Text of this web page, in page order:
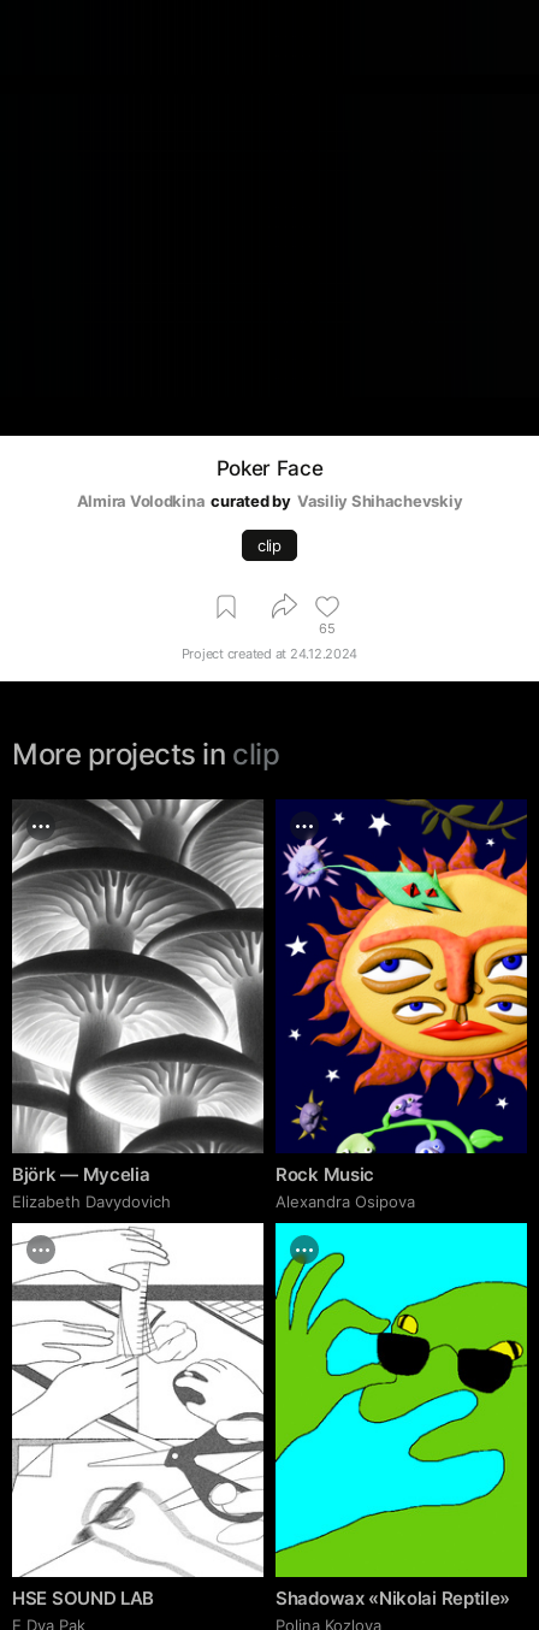
Poker Face
Almira Volodkina curated by Vasiliy Shihachevskiy
clip
65
Project created at 24.12.2024
More projects in clip
Björk — Mycelia
Elizabeth Davydovich
Rock Music
Alexandra Osipova
HSE SOUND LAB
E Dya Pak
Shadowax «Nikolai Reptile»
Polina Kozlova